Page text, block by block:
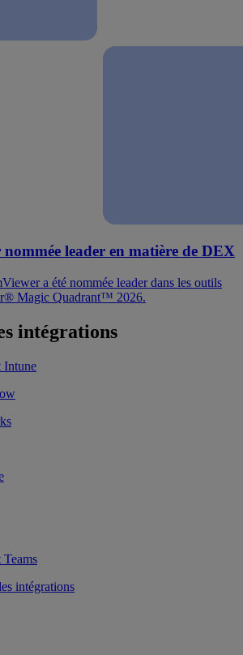
nommée leader en matière de DEX
a été nommée leader dans les outils
Magic Quadrant™ 2026.
intégrations
Intune
intégrations